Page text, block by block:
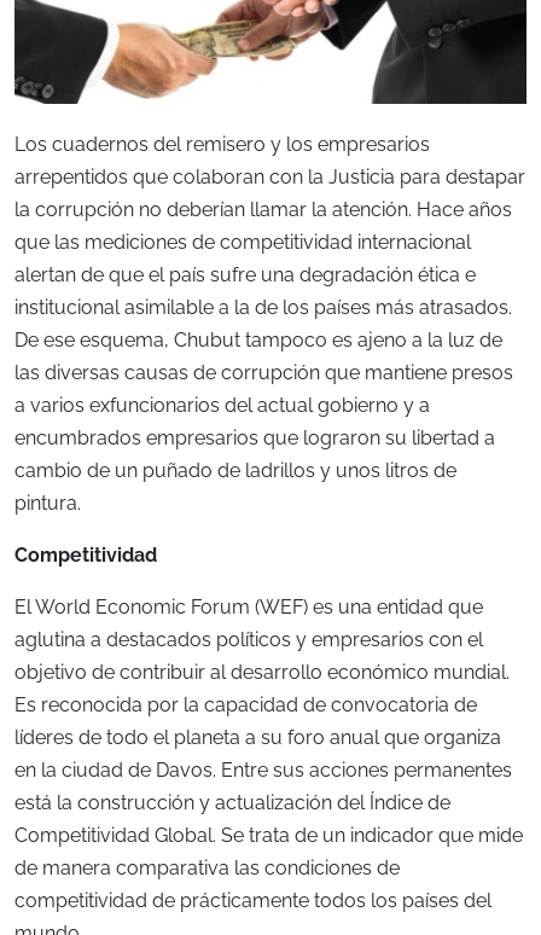
Los cuadernos del remisero y los empresarios
arrepentidos que colaboran con la Justicia para destapar
la corrupción no deberían llamar la atención. Hace años
que las mediciones de competitividad internacional
alertan de que el país sufre una degradación ética e
institucional asimilable a la de los países más atrasados.
De ese esquema, Chubut tampoco es ajeno a la luz de
las diversas causas de corrupción que mantiene presos
a varios exfuncionarios del actual gobierno y a
encumbrados empresarios que lograron su libertad a
cambio de un puñado de ladrillos y unos litros de
pintura.
Competitividad
El World Economic Forum (WEF) es una entidad que
aglutina a destacados políticos y empresarios con el
objetivo de contribuir al desarrollo económico mundial.
Es reconocida por la capacidad de convocatoria de
líderes de todo el planeta a su foro anual que organiza
en la ciudad de Davos. Entre sus acciones permanentes
está la construcción y actualización del Índice de
Competitividad Global. Se trata de un indicador que mide
de manera comparativa las condiciones de
competitividad de prácticamente todos los países del